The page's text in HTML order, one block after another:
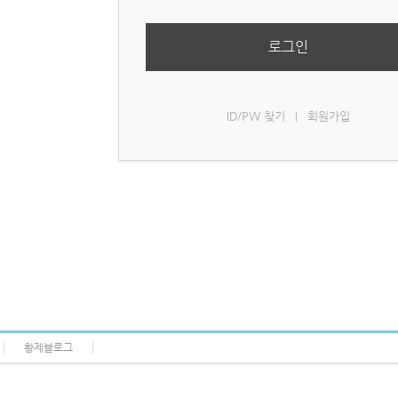
로그인
ID/PW 찾기 회원가입
황제블로그